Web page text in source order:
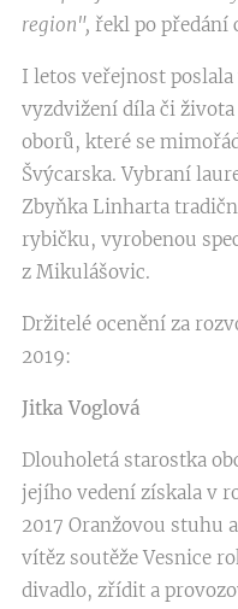
region", řekl po předání
I letos veřejnost
vyzdvižení díla či
oborů, které se
Švýcarska. Vybraní
Zbyňka Linharta
rybičku, vyrobenou
z Mikulášovic.
Držitelé ocenění za
2019:
Jitka Voglová
Dlouholetá starostka
jejího vedení získala v
2017 Oranžovou stuhu
vítěz soutěže Vesnice
divadlo, zřídit a